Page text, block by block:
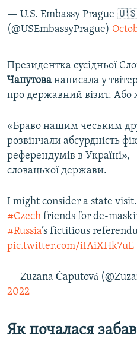
— U.S. Embassy Prague
(@USEmbassyPrague)
Президентка сусідньої
Чапутова написала у
про державний візит. Або
«Браво нашим чеським
розвінчали абсурдність
референдумів в Україні»,
словацької держави.
I might consider a state
#Czech friends for de-
#Russia’s fictitious
pic.twitter.com/iIAiXHk7uE
— Zuzana Čaputová
2022
Як почалася